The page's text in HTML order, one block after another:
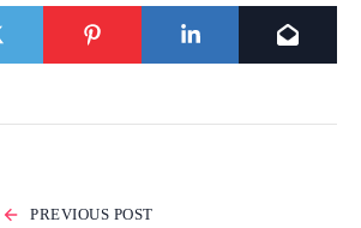
PREVIOUS POST